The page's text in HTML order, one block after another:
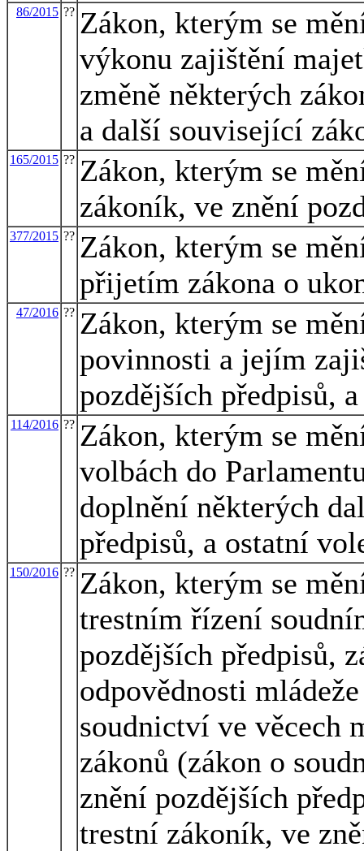
86/2015 ?? Zákon, kterým se
výkonu zajištění
změně některých
a další související
165/2015 ?? Zákon, kterým se
zákoník, ve znění
377/2015 ?? Zákon, kterým se
přijetím zákona o
47/2016 ?? Zákon, kterým se
povinnosti a jejím
pozdějších předpisů,
114/2016 ?? Zákon, kterým se
volbách do
doplnění některých
předpisů, a ostatní
150/2016 ?? Zákon, kterým se
trestním řízení
pozdějších předpisů,
odpovědnosti
soudnictví ve věcech
zákonů (zákon o
znění pozdějších
trestní zákoník, ve